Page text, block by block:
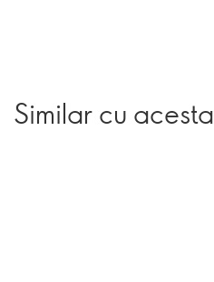
Similar cu acesta